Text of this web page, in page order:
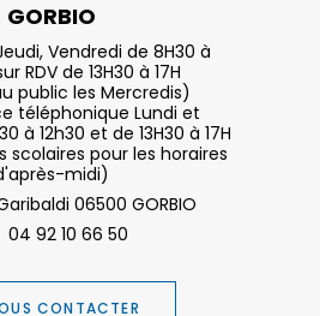
GORBIO
Vendredi de 8H30 à
RDV de 13H30 à 17H
public les Mercredis)
téléphonique Lundi et
à 12h30 et de 13H30 à 17H
scolaires pour les horaires
midi)
06500 GORBIO
04 92 10 66 50
CONTACTER